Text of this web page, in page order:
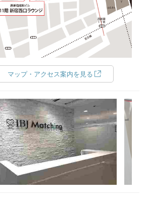
マップ・アクセス案内を見る